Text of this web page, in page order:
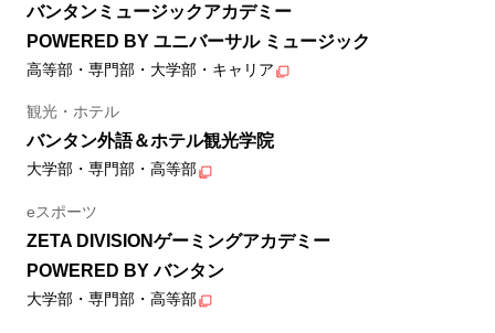
バンタンミュージックアカデミー
POWERED BY ユニバーサル ミュージック
高等部・専門部・大学部・キャリア
観光・ホテル
バンタン外語＆ホテル観光学院
大学部・専門部・高等部
eスポーツ
ZETA DIVISIONゲーミングアカデミー
POWERED BY バンタン
大学部・専門部・高等部